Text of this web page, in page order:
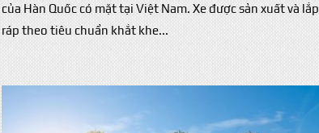
của Hàn Quốc có mặt tại Việt Nam. Xe được sản xuất và lắp
ráp theo tiêu chuẩn khắt khe...